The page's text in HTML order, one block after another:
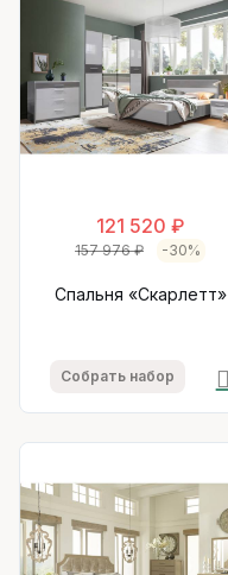
121 520 ₽
157 976 ₽ -30%
Спальня «Скарлетт»
Собрать набор